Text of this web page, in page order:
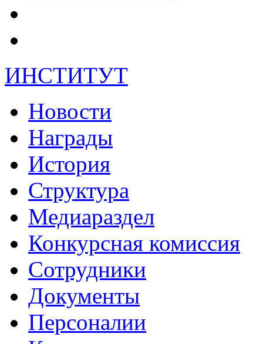
ИНСТИТУТ
Новости
Награды
История
Структура
Медиараздел
Конкурсная комиссия
Сотрудники
Документы
Персоналии